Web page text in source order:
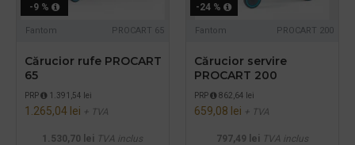
-9 %
Fantom PROCART 65
Cărucior rufe PROCART
65
PRP 1.391,54 lei
1.265,04 lei + TVA
1.530,70 lei TVA inclus
-24 %
Fantom PROCART 200
Cărucior servire
PROCART 200
PRP 862,64 lei
659,08 lei + TVA
797,49 lei TVA inclus